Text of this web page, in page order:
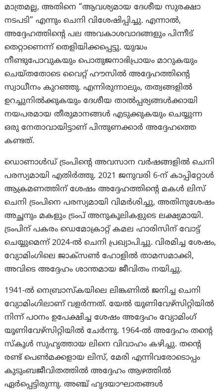
മാത്രമല്ല, അതിനെ “ആവശ്യമായ ദേശീയ സുരക്ഷാ
നടപടി” എന്നും ചെനി വിശേഷിപ്പിച്ചു. എന്നാല്‍,
അദ്ദേഹത്തിന്റെ പല അവകാശവാദങ്ങളും പിന്നീട്
തെറ്റാണെന്ന് തെളിയിക്കപ്പെട്ടു. യുദ്ധം
നീണ്ടുപോവുകയും പൊതുജനാഭിപ്രായം മാറുകയും
ചെയ്തതോടെ വൈറ്റ് ഹൗസിൽ അദ്ദേഹത്തിന്റെ
സ്വാധീനം കുറഞ്ഞു. എന്നിരുന്നാലും, തത്വങ്ങളിൽ
ഉറച്ചുനിൽക്കുകയും ദേശീയ താൽപ്പര്യങ്ങൾക്കായി
നയപരമായ തീരുമാനങ്ങൾ എടുക്കുകയും ചെയ്യുന്ന
ഒരു നേതാവായിട്ടാണ് പിന്തുണക്കാർ അദ്ദേഹത്തെ
കണ്ടത്.
ഡൊണാൾഡ് ട്രംപിന്റെ അവസാന വർഷങ്ങളിൽ ചെനി
പരസ്യമായി എതിർത്തു. 2021 ജനുവരി 6-ന് കാപ്പിറ്റോൾ
ആക്രമണത്തിന് ശേഷം അദ്ദേഹത്തിന്റെ മകൾ ലിസ്
ചെനി ട്രംപിനെ പരസ്യമായി വിമർശിച്ചു, അതിനുശേഷം
അച്ഛനും മകളും ട്രംപ് അനുകൂലികളുടെ ലക്ഷ്യമായി.
ട്രംപിന് പകരം ഡെമോക്രാറ്റ് കമല ഹാരിസിന് വോട്ട്
ചെയ്യുമെന്ന് 2024-ൽ ചെനി പ്രഖ്യാപിച്ചു. വിരമിച്ച ശേഷം,
വ്യോമിംഗിലെ ജാക്സൺ ഹോളിൽ താമസമാക്കി,
അവിടെ അദ്ദേഹം ശാന്തമായ ജീവിതം നയിച്ചു.
1941-ൽ നെബ്രാസ്കയിലെ ലിങ്കണിൽ ജനിച്ച ചെനി
വ്യോമിംഗിലാണ് വളർന്നത്. യേൽ യൂണിവേഴ്സിറ്റിയിൽ
നിന്ന് പഠനം ഉപേക്ഷിച്ച ശേഷം അദ്ദേഹം വ്യോമിംഗ്
യൂണിവേഴ്സിറ്റിയിൽ ചേർന്നു. 1964-ൽ അദ്ദേഹം തന്റെ
സ്കൂൾ സുഹൃത്തായ ലിനെ വിവാഹം കഴിച്ചു. തന്റെ
രണ്ട് പെൺമക്കളായ ലിസ്, മേരി എന്നിവരോടൊപ്പം
കുടുംബജീവിതത്തിൽ അദ്ദേഹം ആഴത്തിൽ
ഏർപ്പെട്ടിരുന്നു. അഞ്ച് ഹൃദയാഘാതങ്ങൾ